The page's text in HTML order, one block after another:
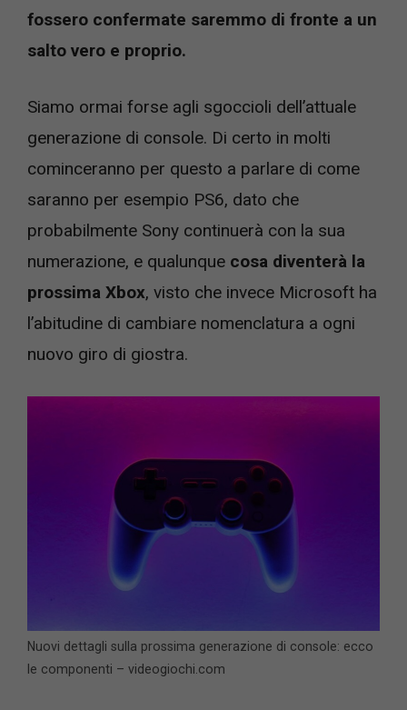
fossero confermate saremmo di fronte a un
salto vero e proprio.
Siamo ormai forse agli sgoccioli dell’attuale
generazione di console. Di certo in molti
cominceranno per questo a parlare di come
saranno per esempio PS6, dato che
probabilmente Sony continuerà con la sua
numerazione, e qualunque cosa diventerà la
prossima Xbox, visto che invece Microsoft ha
l’abitudine di cambiare nomenclatura a ogni
nuovo giro di giostra.
Nuovi dettagli sulla prossima generazione di console: ecco
le componenti – videogiochi.com